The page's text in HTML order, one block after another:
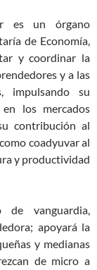
es un órgano
de Economía,
y coordinar la
y a las
impulsando su
los mercados
contribución al
coadyuvar al
y productividad
de vanguardia,
apoyará la
y medianas
de micro a